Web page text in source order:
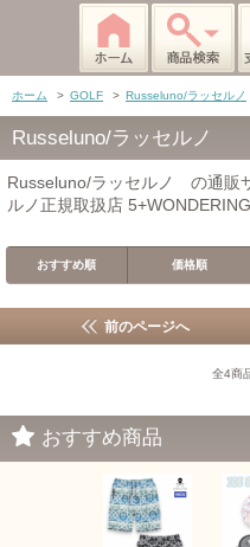
ホーム > GOLF > Russeluno/ラッセルノ
Russeluno/ラッセルノ
Russeluno/ラッセルノ の通販
ルノ正規取扱店
おすすめ順 価格順
前のページへ
全4商
おすすめ商品